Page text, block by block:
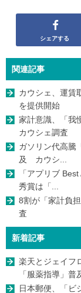
シェアする
関連記事
カウシェ、運賃
を提供開始
家計意識、「我
カウシェ調査
ガソリン代高騰
及 カウシ...
「アプリブ
秀賞は「...
8割が「家計負
査
新着記事
楽天とジェイフ
「服薬指導」普
日本郵便、「ビ